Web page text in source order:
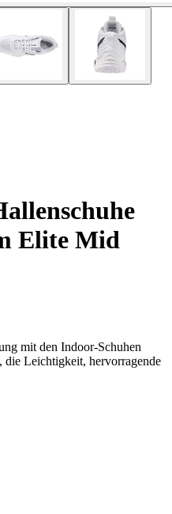
Elite Mid
mit den Indoor-Schuhen
Leichtigkeit, hervorragende